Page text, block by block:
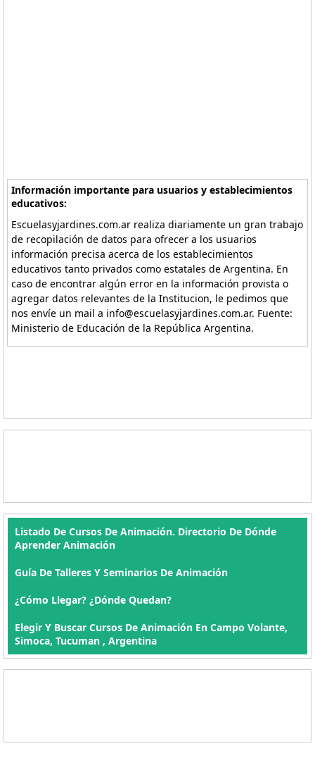
Información importante para usuarios y establecimientos
educativos:
Escuelasyjardines.com.ar realiza diariamente un gran trabajo
de recopilación de datos para ofrecer a los usuarios
información precisa acerca de los establecimientos
educativos tanto privados como estatales de Argentina. En
caso de encontrar algún error en la información provista o
agregar datos relevantes de la Institucion, le pedimos que
nos envíe un mail a info@escuelasyjardines.com.ar. Fuente:
Ministerio de Educación de la República Argentina.
Listado De Cursos De Animación. Directorio De Dónde
Aprender Animación
Guía De Talleres Y Seminarios De Animación
¿Cómo Llegar? ¿Dónde Quedan?
Elegir Y Buscar Cursos De Animación En Campo Volante,
Simoca, Tucuman , Argentina